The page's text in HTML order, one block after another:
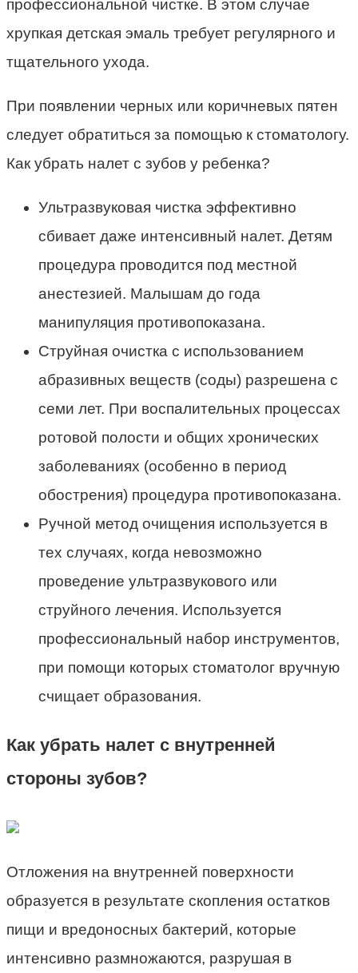
профессиональной чистке. В этом случае
хрупкая детская эмаль требует регулярного и
тщательного ухода.
При появлении черных или коричневых пятен
следует обратиться за помощью к стоматологу.
Как убрать налет с зубов у ребенка?
Ультразвуковая чистка эффективно
сбивает даже интенсивный налет. Детям
процедура проводится под местной
анестезией. Малышам до года
манипуляция противопоказана.
Струйная очистка с использованием
абразивных веществ (соды) разрешена с
семи лет. При воспалительных процессах
ротовой полости и общих хронических
заболеваниях (особенно в период
обострения) процедура противопоказана.
Ручной метод очищения используется в
тех случаях, когда невозможно
проведение ультразвукового или
струйного лечения. Используется
профессиональный набор инструментов,
при помощи которых стоматолог вручную
счищает образования.
Как убрать налет с внутренней
стороны зубов?
Отложения на внутренней поверхности
образуется в результате скопления остатков
пищи и вредоносных бактерий, которые
интенсивно размножаются, разрушая в